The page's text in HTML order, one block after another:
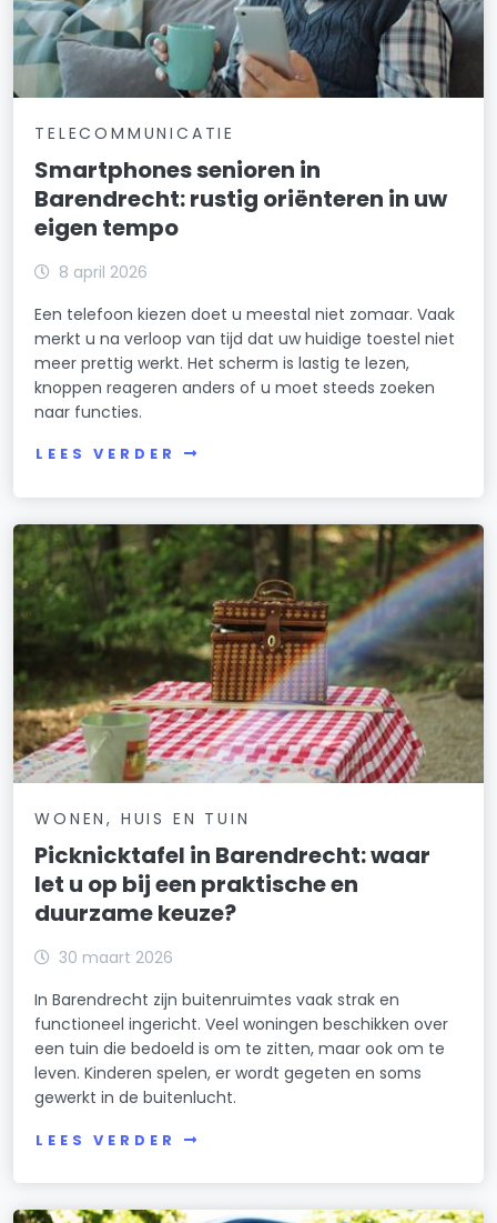
TELECOMMUNICATIE
Smartphones senioren in
Barendrecht: rustig oriënteren in uw
eigen tempo
8 april 2026
Een telefoon kiezen doet u meestal niet zomaar. Vaak
merkt u na verloop van tijd dat uw huidige toestel niet
meer prettig werkt. Het scherm is lastig te lezen,
knoppen reageren anders of u moet steeds zoeken
naar functies.
LEES VERDER
WONEN, HUIS EN TUIN
Picknicktafel in Barendrecht: waar
let u op bij een praktische en
duurzame keuze?
30 maart 2026
In Barendrecht zijn buitenruimtes vaak strak en
functioneel ingericht. Veel woningen beschikken over
een tuin die bedoeld is om te zitten, maar ook om te
leven. Kinderen spelen, er wordt gegeten en soms
gewerkt in de buitenlucht.
LEES VERDER